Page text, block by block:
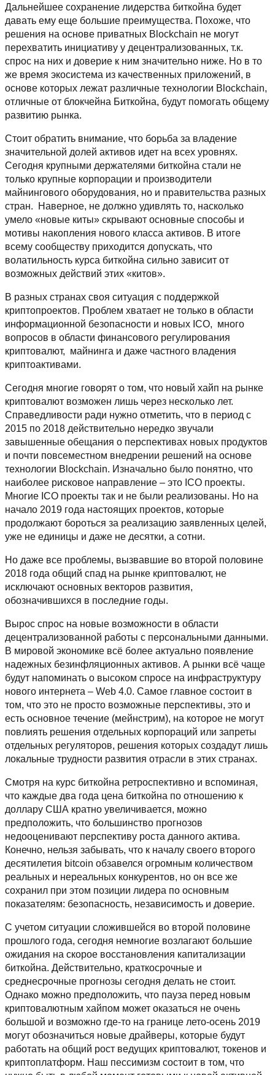
Дальнейшее сохранение лидерства биткойна будет
давать ему еще большие преимущества. Похоже, что
решения на основе приватных Blockchain не могут
перехватить инициативу у децентрализованных, т.к.
спрос на них и доверие к ним значительно ниже. Но в то
же время экосистема из качественных приложений, в
основе которых лежат различные технологии Blockchain,
отличные от блокчейна Биткойна, будут помогать общему
развитию рынка.
Стоит обратить внимание, что борьба за владение
значительной долей активов идет на всех уровнях.
Сегодня крупными держателями биткойна стали не
только крупные корпорации и производители
майнингового оборудования, но и правительства разных
стран. Наверное, не должно удивлять то, насколько
умело «новые киты» скрывают основные способы и
мотивы накопления нового класса активов. В итоге
всему сообществу приходится допускать, что
волатильность курса биткойна сильно зависит от
возможных действий этих «китов».
В разных странах своя ситуация с поддержкой
криптопроектов. Проблем хватает не только в области
информационной безопасности и новых ICO, много
вопросов в области финансового регулирования
криптовалют, майнинга и даже частного владения
криптоактивами.
Сегодня многие говорят о том, что новый хайп на рынке
криптовалют возможен лишь через несколько лет.
Справедливости ради нужно отметить, что в период с
2015 по 2018 действительно нередко звучали
завышенные обещания о перспективах новых продуктов
и почти повсеместном внедрении решений на основе
технологии Blockchain. Изначально было понятно, что
наиболее рисковое направление – это ICO проекты.
Многие ICO проекты так и не были реализованы. Но на
начало 2019 года настоящих проектов, которые
продолжают бороться за реализацию заявленных целей,
уже не единицы и даже не десятки, а сотни.
Но даже все проблемы, вызвавшие во второй половине
2018 года общий спад на рынке криптовалют, не
исключают основных векторов развития,
обозначившихся в последние годы.
Вырос спрос на новые возможности в области
децентрализованной работы с персональными данными.
В мировой экономике всё более актуально появление
надежных безинфляционных активов. А рынки всё чаще
будут напоминать о высоком спросе на инфраструктуру
нового интернета – Web 4.0. Самое главное состоит в
том, что это не просто возможные перспективы, это и
есть основное течение (мейнстрим), на которое не могут
повлиять решения отдельных корпораций или запреты
отдельных регуляторов, решения которых создадут лишь
локальные трудности развития отрасли в этих странах.
Смотря на курс биткойна ретроспективно и вспоминая,
что каждые два года цена биткойна по отношению к
доллару США кратно увеличивается, можно
предположить, что большинство прогнозов
недооценивают перспективу роста данного актива.
Конечно, нельзя забывать, что к началу своего второго
десятилетия bitcoin обзавелся огромным количеством
реальных и нереальных конкурентов, но он все же
сохранил при этом позиции лидера по основным
показателям: безопасность, независимость и доверие.
С учетом ситуации сложившейся во второй половине
прошлого года, сегодня немногие возлагают большие
ожидания на скорое восстановления капитализации
биткойна. Действительно, краткосрочные и
среднесрочные прогнозы сегодня делать не стоит.
Однако можно предположить, что пауза перед новым
криптовалютным хайпом может оказаться не очень
большой и возможно где-то на границе лето-осень 2019
могут обозначиться новые драйверы, которые будут
работать на общий рост ведущих криптовалют, токенов и
криптоплатформ. Наш пессимизм состоит в том, что